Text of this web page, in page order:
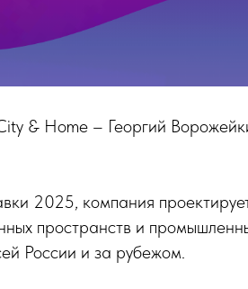
& Home – Георгий
2025, компания
пространств и
России и за рубежом.